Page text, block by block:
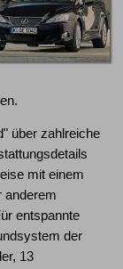
über zahlreiche
mit einem
anderem
entspannte
der
13